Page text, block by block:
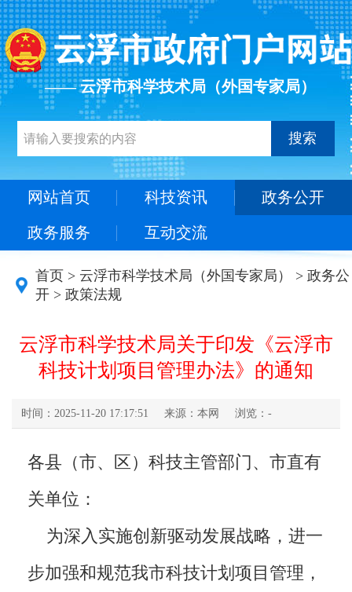
—— 云浮市科学技术局（外国专家局）
搜索
网站首页 科技资讯 政务公开
政务服务 互动交流
首页 > 云浮市科学技术局（外国专家局） > 政务公
开 > 政策法规
云浮市科学技术局关于印发《云浮市
科技计划项目管理办法》的通知
时间：2025-11-20 17:17:51 来源：本网 浏览： -
各县（市、区）科技主管部门、市直有
关单位：
为深入实施创新驱动发展战略，进一
步加强和规范我市科技计划项目管理，